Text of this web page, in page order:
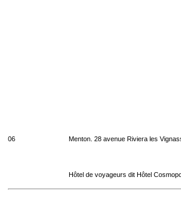
06 Menton. 28 avenue Riviera les
Hôtel de voyageurs dit Hôtel